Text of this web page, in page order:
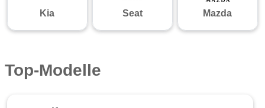
Kia Seat Mazda
Top-Modelle